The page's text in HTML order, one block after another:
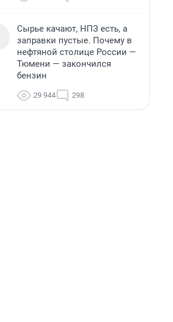
Сырье качают, НПЗ есть, а
заправки пустые. Почему в
нефтяной столице России —
Тюмени — закончился
бензин
29 944 298